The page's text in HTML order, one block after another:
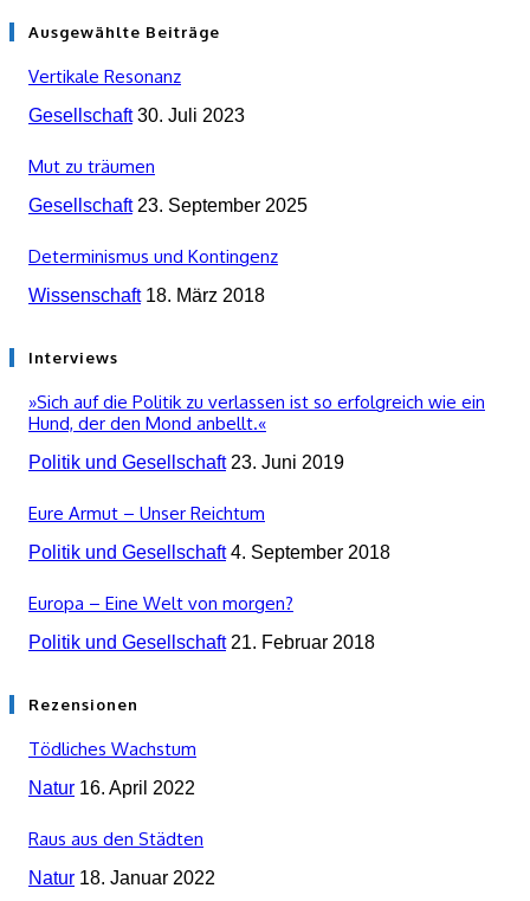
Ausgewählte Beiträge
Vertikale Resonanz
Gesellschaft 30. Juli 2023
Mut zu träumen
Gesellschaft 23. September 2025
Determinismus und Kontingenz
Wissenschaft 18. März 2018
Interviews
»Sich auf die Politik zu verlassen ist so erfolgreich wie ein
Hund, der den Mond anbellt.«
Politik und Gesellschaft 23. Juni 2019
Eure Armut – Unser Reichtum
Politik und Gesellschaft 4. September 2018
Europa – Eine Welt von morgen?
Politik und Gesellschaft 21. Februar 2018
Rezensionen
Tödliches Wachstum
Natur 16. April 2022
Raus aus den Städten
Natur 18. Januar 2022